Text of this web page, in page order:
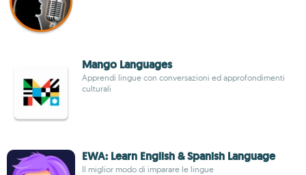
Mango Languages
Apprendi lingue con conversazioni ed approfondimenti
culturali
EWA: Learn English & Spanish Language
Il miglior modo di imparare le lingue